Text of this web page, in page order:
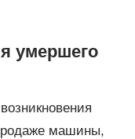
умершего
машины,